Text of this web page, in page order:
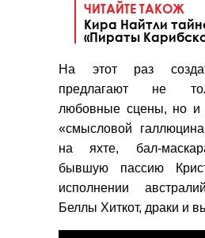
ЧИТАЙТЕ ТАКОЖ
Кира Найтли
«Пираты
На этот раз
предлагают не
любовные сцены, но и
«смысловой
на яхте, бал-
бывшую пассию
исполнении
Беллы Хиткот, драки и